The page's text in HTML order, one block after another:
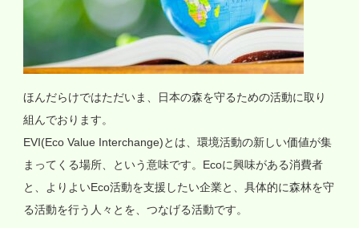
ほんだらけではただいま、日本の森を守るための活動に取り
組んでおります。
EVI(Eco Value Interchange)とは、環境活動の新しい価値が集
まってくる場所、という意味です。Ecoに興味がある消費者
と、よりよいEco活動を支援したい企業と、具体的に森林を守
る活動を行う人々とを、つなげる活動です。